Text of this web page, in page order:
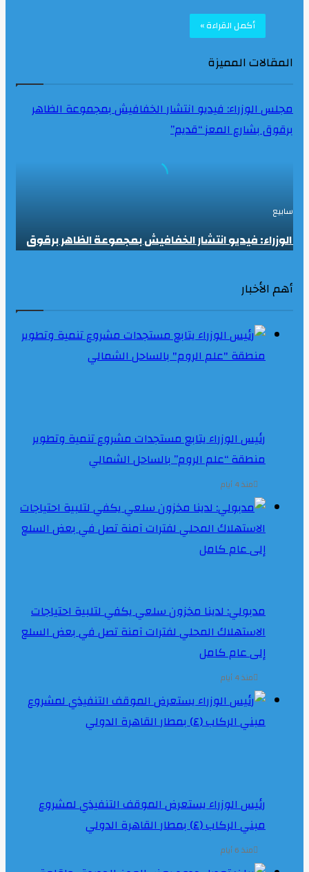
أكمل القراءة »
المقالات المميزة
مجلس الوزراء: فيديو انتشار الخفافيش بمجموعة الظاهر
برقوق بشارع المعز “قديم”
فيديو انتشار الخفافيش بمجموعة الظاهر برقوق
أهم الأخبار
رئيس الوزراء يتابع مستجدات مشروع تنمية وتطوير
منطقة “علم الروم” بالساحل الشمالي
منذ 4 أيام
مدبولي: لدينا مخزون سلعي يكفي لتلبية احتياجات
الاستهلاك المحلي لفترات آمنة تصل في بعض السلع
إلى عام كامل
منذ 4 أيام
رئيس الوزراء يستعرض الموقف التنفيذي لمشروع
مبني الركاب (٤) بمطار القاهرة الدولي
منذ 6 أيام